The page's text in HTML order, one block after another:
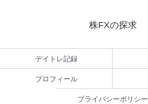
株FXの探求
デイトレ記録
プロフィール
プライバシーポリシー